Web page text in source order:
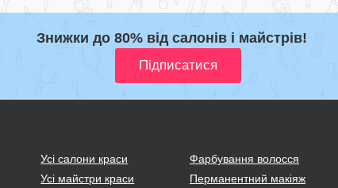
Знижки до 80% від салонів і майстрів!
Усі салони краси
Усі майстри краси
Фарбування волосся
Перманентний макіяж